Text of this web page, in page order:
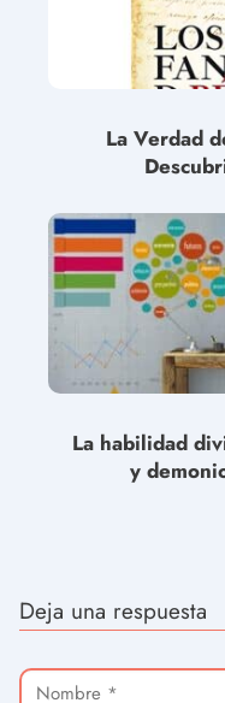
La Verdad
La habilidad
y
Deja una respuesta